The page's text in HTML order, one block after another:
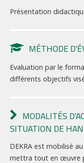
Présentation
MÉTHODE
Evaluation par le
différents objectifs
MODALITÉS
SITUATION DE
DEKRA est mobilisé
mettra tout en œuvre